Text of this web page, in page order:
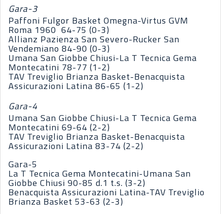
Gara-3
Paffoni Fulgor Basket Omegna-Virtus GVM
Roma 1960 64-75 (0-3)
Allianz Pazienza San Severo-Rucker San
Vendemiano 84-90 (0-3)
Umana San Giobbe Chiusi-La T Tecnica Gema
Montecatini 78-77 (1-2)
TAV Treviglio Brianza Basket-Benacquista
Assicurazioni Latina 86-65 (1-2)
Gara-4
Umana San Giobbe Chiusi-La T Tecnica Gema
Montecatini 69-64 (2-2)
TAV Treviglio Brianza Basket-Benacquista
Assicurazioni Latina 83-74 (2-2)
Gara-5
La T Tecnica Gema Montecatini-Umana San
Giobbe Chiusi 90-85 d.1 t.s. (3-2)
Benacquista Assicurazioni Latina-TAV Treviglio
Brianza Basket 53-63 (2-3)